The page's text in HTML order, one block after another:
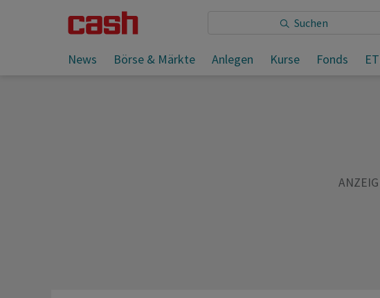
News Börse & Märkte Anlegen Kurse Fonds